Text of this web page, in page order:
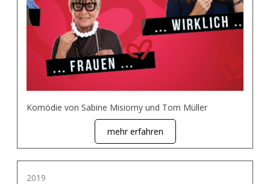
Komödie von Sabine Misiorny und Tom Müller
mehr erfahren
2019